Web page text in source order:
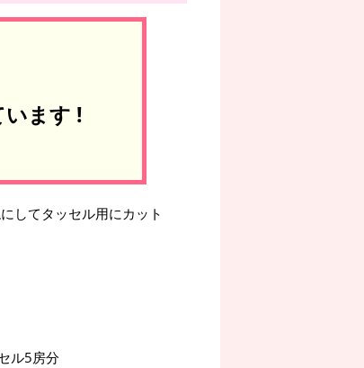
ます !
してタッセル用にカット
ル5房分